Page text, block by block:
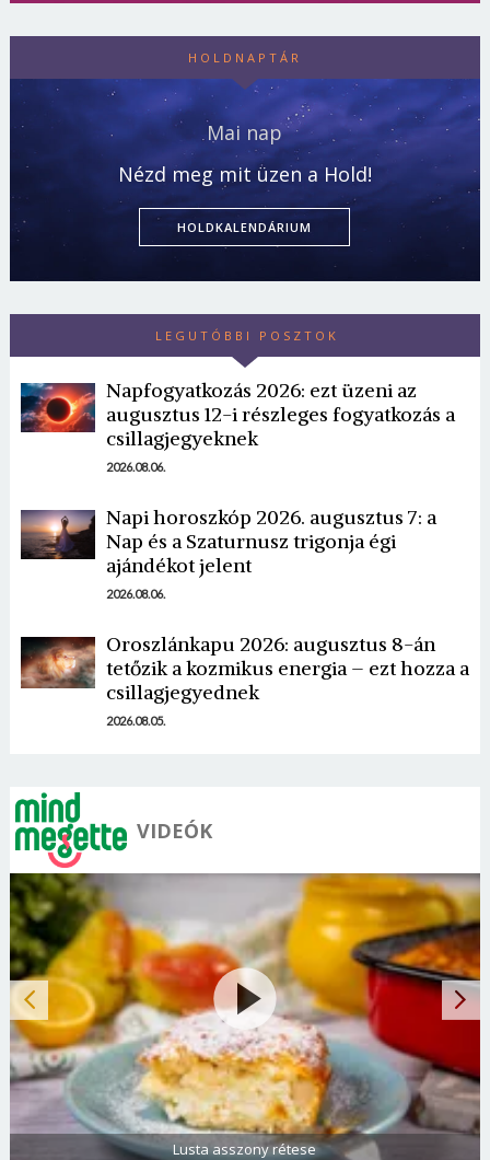
HOLDNAPTÁR
Mai nap
Nézd meg mit üzen a Hold!
HOLDKALENDÁRIUM
LEGUTÓBBI POSZTOK
Napfogyatkozás 2026: ezt üzeni az
augusztus 12-i részleges fogyatkozás a
csillagjegyeknek
2026.08.06.
Napi horoszkóp 2026. augusztus 7: a
Nap és a Szaturnusz trigonja égi
ajándékot jelent
2026.08.06.
Oroszlánkapu 2026: augusztus 8-án
tetőzik a kozmikus energia – ezt hozza a
csillagjegyednek
2026.08.05.
VIDEÓK
Spenótos palacsinta tejföllel töltve